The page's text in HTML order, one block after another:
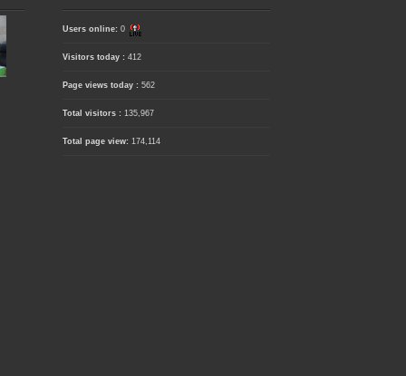
Users online: 0
Visitors today : 412
Page views today : 562
Total visitors : 135,967
Total page view: 174,114